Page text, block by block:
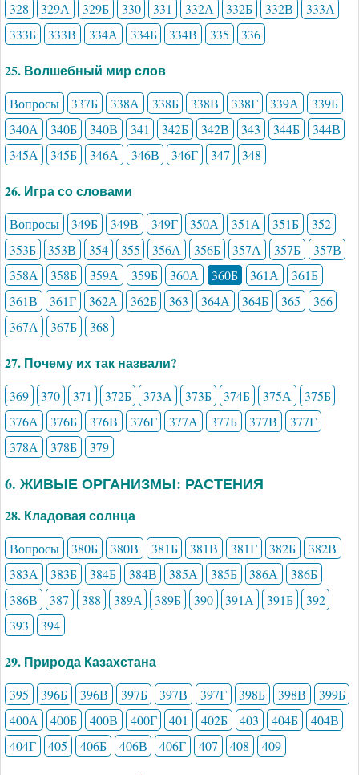
328 329А 329Б 330 331 332А 332Б 332В
333А
333Б
333В 334А 334Б 334В 335 336
25. Волшебный мир слов
Вопросы 337Б 338А 338Б 338В 338Г 339А
339Б
340А
340Б 340В 341 342Б 342В 343 344Б
344В
345А
345Б 346А 346В 346Г 347 348
26. Игра со словами
Вопросы 349Б 349В 349Г 350А 351А 351Б
352
353Б
353В 354 355 356А 356Б 357А 357Б
357В
358А
358Б 359А 359Б 360А 360Б 361А
361Б
361В
361Г 362А 362Б 363 364А 364Б 365
366
367А
367Б 368
27. Почему их так назвали?
369 370 371 372Б 373А 373Б 374Б 375А
375Б
376А
376Б 376В 376Г 377А 377Б 377В
377Г
378А
378Б 379
6. ЖИВЫЕ ОРГАНИЗМЫ: РАСТЕНИЯ
28. Кладовая солнца
Вопросы 380Б 380В 381Б 381В 381Г 382Б
382В
383А
383Б 384Б 384В 385А 385Б 386А
386Б
386В
387 388 389А 389Б 390 391А 391Б
392
393
394
29. Природа Казахстана
395 396Б 396В 397Б 397В 397Г 398Б 398В
399Б
400А
400Б 400В 400Г 401 402Б 403 404Б
404В
404Г
405 406Б 406В 406Г 407 408 409